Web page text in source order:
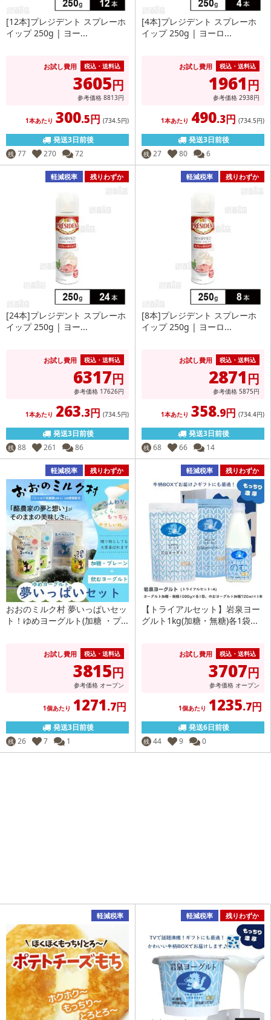
[12本]プレジデント スプレーホ
イップ 250g | ヨー...
お試し費用 税込・送料込
3605円
参考価格 8813円
1本あたり 300.5円 (734.5円)
発送3日前後
残 77 270 72
[4本]プレジデント スプレーホ
イップ 250g | ヨーロ...
お試し費用 税込・送料込
1961円
参考価格 2938円
1本あたり 490.3円 (734.5円)
発送3日前後
残 27 80 6
軽減税率 残りわずか
[24本]プレジデント スプレーホ
イップ 250g | ヨー...
お試し費用 税込・送料込
6317円
参考価格 17626円
1本あたり 263.3円 (734.5円)
発送3日前後
残 88 261 86
軽減税率 残りわずか
[8本]プレジデント スプレーホ
イップ 250g | ヨーロ...
お試し費用 税込・送料込
2871円
参考価格 5875円
1本あたり 358.9円 (734.4円)
発送3日前後
残 68 66 14
軽減税率 残りわずか
おおのミルク村 夢いっぱいセッ
ト！ゆめヨーグルト(加糖 ・プ...
お試し費用 税込・送料込
3815円
参考価格 オープン
1個あたり 1271.7円
発送3日前後
残 26 7 1
軽減税率 残りわずか
【トライアルセット】岩泉ヨー
グルト1kg(加糖・無糖)各1袋...
お試し費用 税込・送料込
3707円
参考価格 オープン
1個あたり 1235.7円
発送6日前後
残 44 9 0
軽減税率 軽減税率 残りわずか